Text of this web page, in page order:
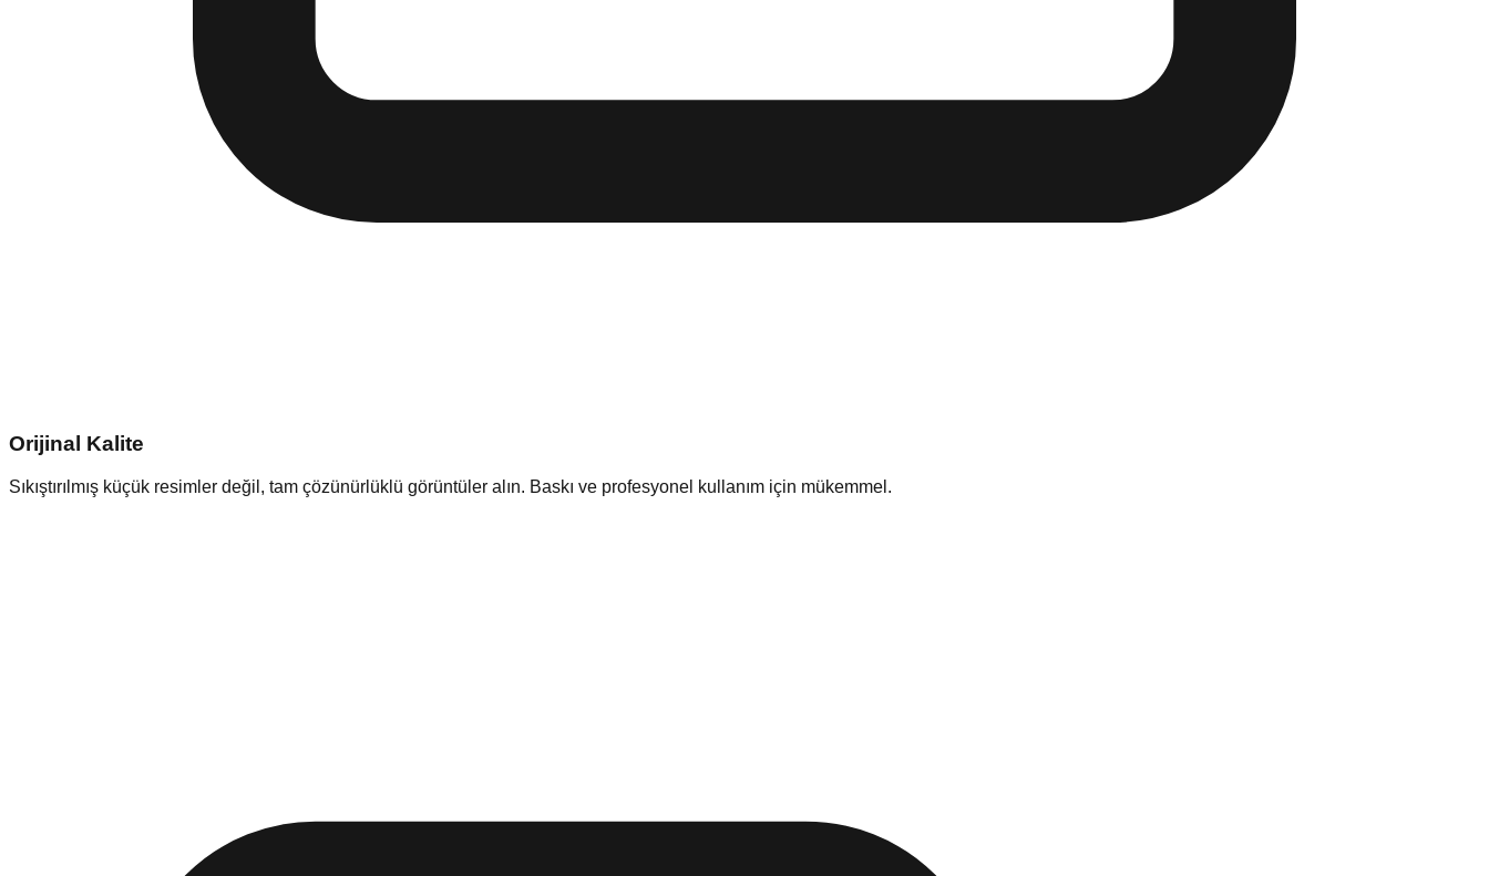
Orijinal Kalite
Sıkıştırılmış küçük resimler değil, tam çözünürlüklü görüntüler alın. Baskı ve profesyonel kullanım için mükemmel.